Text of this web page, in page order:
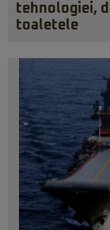
tehnologiei,
toaletele